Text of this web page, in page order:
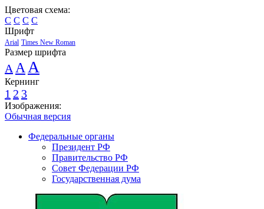
Цветовая схема:
C C C C
Шрифт
Arial Times New Roman
Размер шрифта
A A A
Кернинг
1 2 3
Изображения:
Обычная версия
Федеральные органы
Президент РФ
Правительство РФ
Совет Федерации РФ
Государственная дума